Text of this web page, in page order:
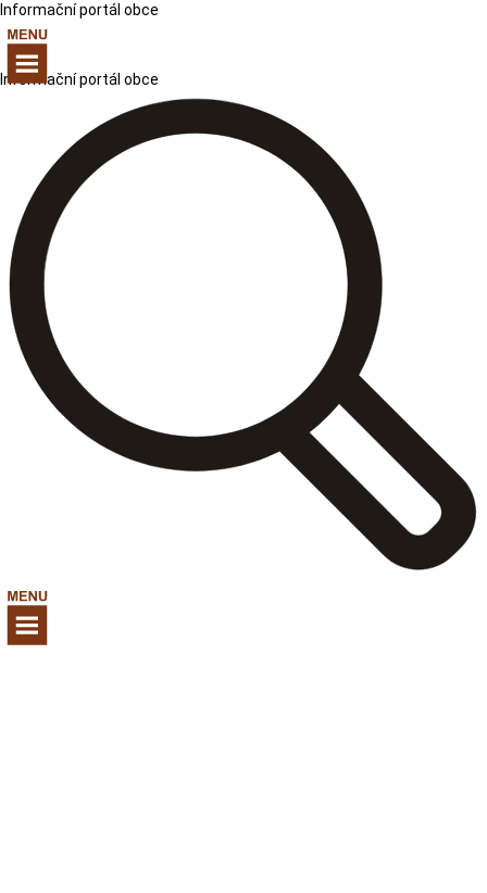
Informační portál obce
Informační portál obce